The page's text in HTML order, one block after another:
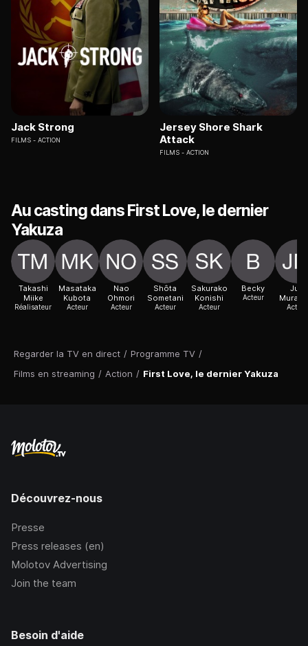
Regarder la TV en direct / Programme TV /
Films en streaming / Action / First Love, le dernier Yakuza
Jack Strong
FILMS ACTION
Jersey Shore Shark
Attack
FILMS ACTION
Au casting dans First Love, le dernier
Yakuza
Takashi
Miike
Réalisateur
Masataka
Kubota
Acteur
Nao
Ohmori
Acteur
Shôta
Sometani
Acteur
Sakurako
Konishi
Acteur
Becky
Acteur
Jun
Acteur
Découvrez-nous
Presse
Press releases (en)
Molotov Advertising
Join the team
Besoin d'aide